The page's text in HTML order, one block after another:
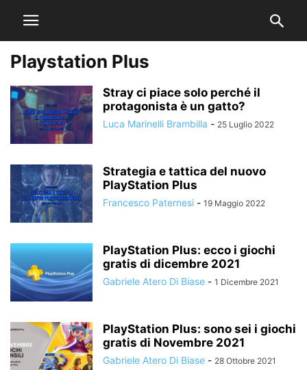
Playstation Plus
Stray ci piace solo perché il
protagonista è un gatto?
Luca Marinelli Brambilla - 25 Luglio 2022
Strategia e tattica del nuovo
PlayStation Plus
Francesco Paternesi - 19 Maggio 2022
PlayStation Plus: ecco i giochi
gratis di dicembre 2021
Gabriele Atero Di Biase - 1 Dicembre 2021
PlayStation Plus: sono sei i giochi
gratis di Novembre 2021
Gabriele Atero Di Biase - 28 Ottobre 2021